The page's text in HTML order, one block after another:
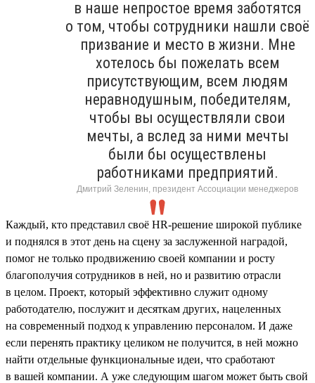
в наше непростое время заботятся
о том, чтобы сотрудники нашли своё
призвание и место в жизни. Мне
хотелось бы пожелать всем
присутствующим, всем людям
неравнодушным, победителям,
чтобы вы осуществляли свои
мечты, а вслед за ними мечты
были бы осуществлены
работниками предприятий.
Дмитрий Зеленин, президент Ассоциации менеджеров
Каждый, кто представил своё HR-решение широкой публике
и поднялся в этот день на сцену за заслуженной наградой,
помог не только продвижению своей компании и росту
благополучия сотрудников в ней, но и развитию отрасли
в целом. Проект, который эффективно служит одному
работодателю, послужит и десяткам других, нацеленных
на современный подход к управлению персоналом. И даже
если перенять практику целиком не получится, в ней можно
найти отдельные функциональные идеи, что сработают
в вашей компании. А уже следующим шагом может быть свой